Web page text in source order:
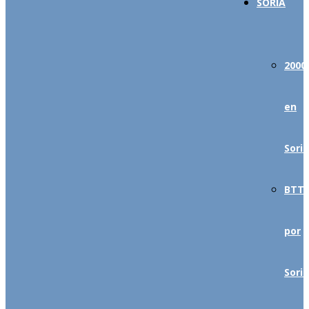
en
Soria
BTT
por
Soria